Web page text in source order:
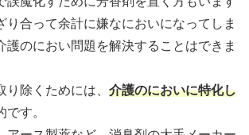
り合って余計に嫌なにおいになってしま
護のにおい問題を解決することはできま
除くためには、 介護のにおいに特化し
です。